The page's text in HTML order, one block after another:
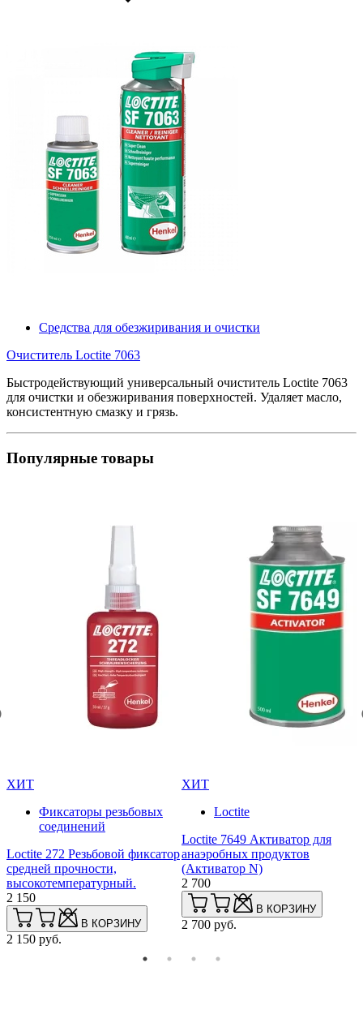
Средства для обезжиривания и очистки
Очиститель Loctite 7063
Быстродействующий универсальный очиститель Loctite 7063
для очистки и обезжиривания поверхностей. Удаляет масло,
консистентную смазку и грязь.
Популярные товары
ХИТ
Фиксаторы резьбовых
соединений
Loctite 272 Резьбовой фиксатор
средней прочности,
высокотемпературный.
2 150
В КОРЗИНУ
2 150 руб.
ХИТ
Loctite
Loctite 7649 Активатор для
анаэробных продуктов
(Активатор N)
2 700
В КОРЗИНУ
2 700 руб.